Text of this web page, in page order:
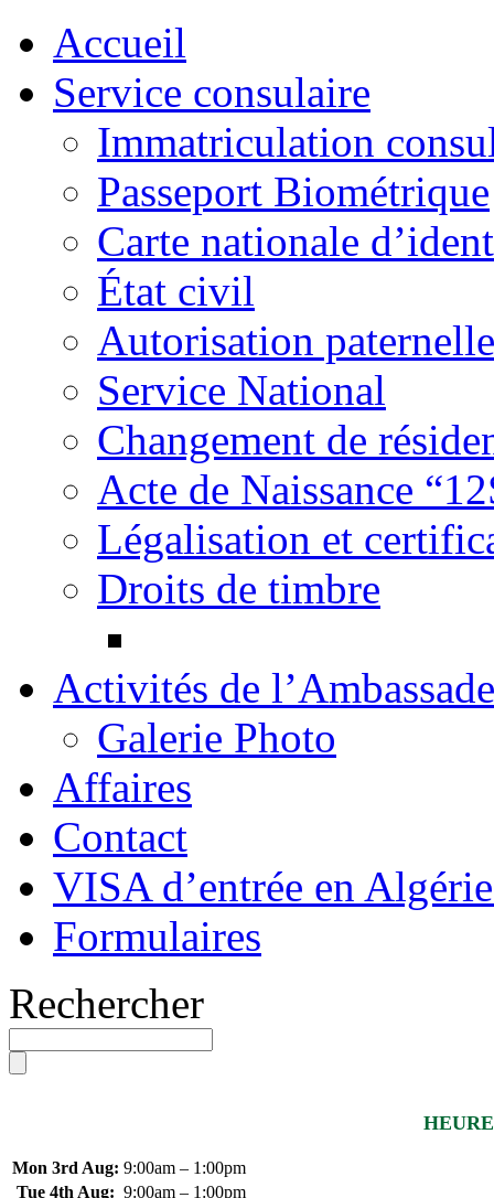
Accueil
Service consulaire
Immatriculation
Passeport Biométrique
Carte nationale
État civil
Autorisation paternelle
Service National
Changement de
Acte de Naissance
Légalisation et
Droits de timbre
Activités de
Galerie Photo
Affaires
Contact
Formulaires
Rechercher
Mon 3rd Aug: 9:00am – 1:00pm
Tue 4th Aug: 9:00am – 1:00pm